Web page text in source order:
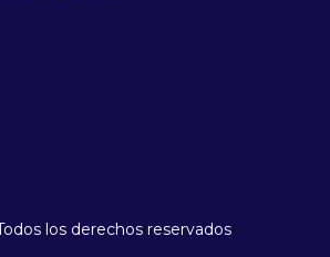
los derechos reservados